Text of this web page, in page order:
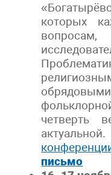
которых
вопросам,
четверть
письмо